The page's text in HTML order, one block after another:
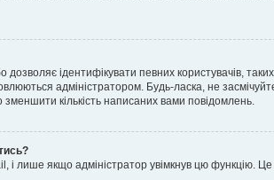
ідентифікувати певних користувачів,
адміністратором. Будь-ласка, не
кількість написаних вами повідомлень.
лише якщо адміністратор увімкнув цю функцію.